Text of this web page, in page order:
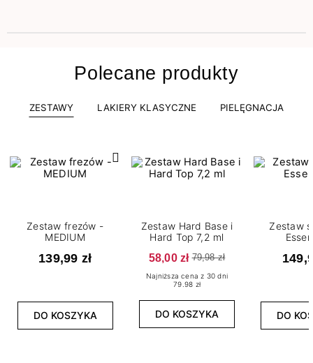
Polecane produkty
ZESTAWY LAKIERY KLASYCZNE PIELĘGNACJA
Zestaw frezów -
MEDIUM
139,99 zł
DO KOSZYKA
Zestaw Hard Base i
Hard Top 7,2 ml
58,00 zł 79,98 zł
Najniższa cena z 30 dni
79.98 zł
DO KOSZYKA
Zestaw
DO